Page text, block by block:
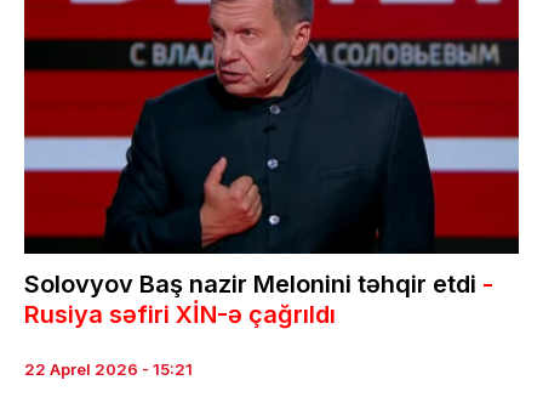
Solovyov Baş nazir Melonini təhqir etdi -
Rusiya səfiri XİN-ə çağrıldı
22 Aprel 2026 - 15:21